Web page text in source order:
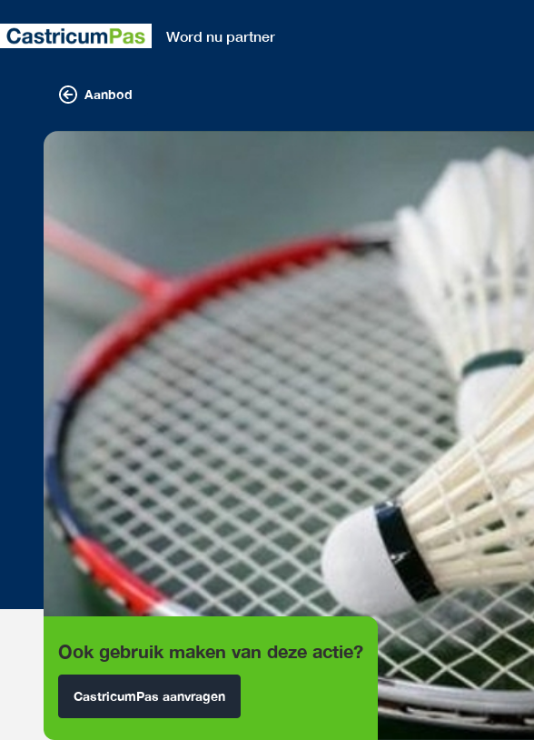
Word nu partner
Aanbod
Ook gebruik maken van deze actie?
CastricumPas aanvragen